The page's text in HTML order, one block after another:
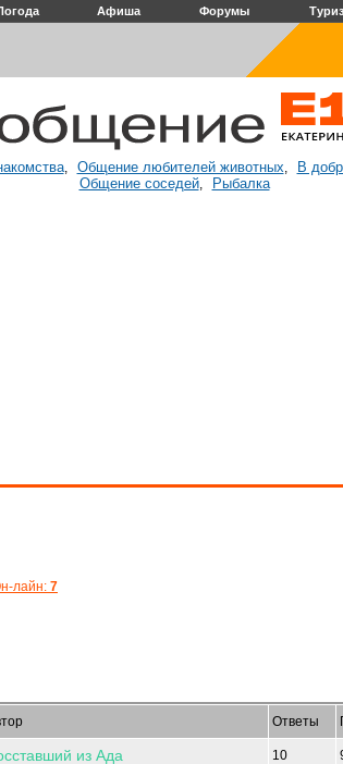
Афиша Форумы
, Общение любителей животных, В
Общение соседей, Рыбалка
лайн: 7
Ответы
из Ада 10